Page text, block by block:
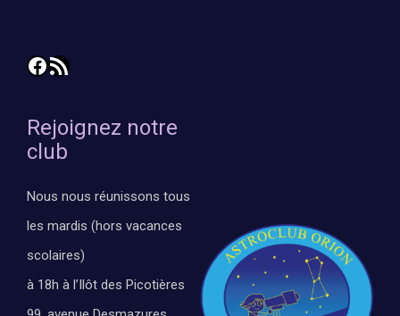
Facebook
Flux RSS
Rejoignez notre
club
Nous nous réunissons tous
les mardis (hors vacances
scolaires)
à 18h à l’Ilôt des Picotières